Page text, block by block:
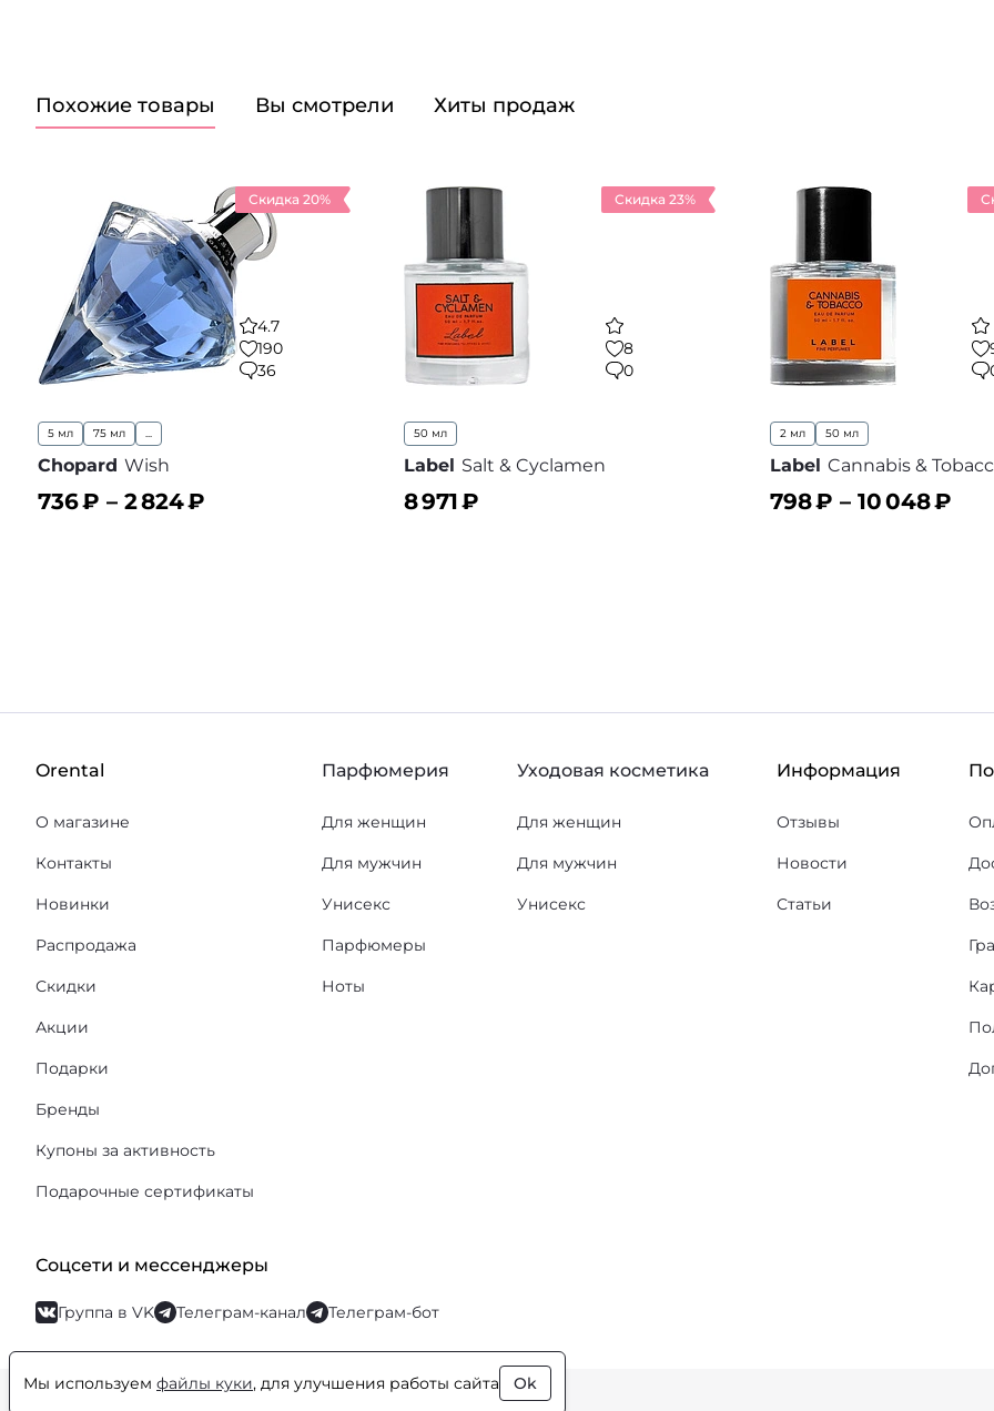
Похожие товары Вы смотрели Хиты продаж
Скидка 20%
4.7
190
36
5 мл 75 мл ...
Chopard Wish
736₽ – 2 824₽
Скидка 23%
8
0
50 мл
Label Salt & Cyclamen
8 971₽
2 мл 50 мл
Label Cannabis &
798₽ – 10 048₽
Orental
О магазине
Контакты
Новинки
Распродажа
Скидки
Акции
Подарки
Бренды
Купоны за активность
Подарочные сертификаты
Парфюмерия
Для женщин
Для мужчин
Унисекс
Парфюмеры
Ноты
Уходовая косметика
Для женщин
Для мужчин
Унисекс
Информация
Отзывы
Новости
Статьи
Соцсети и мессенджеры
Группа в VK Телеграм-канал Телеграм-бот
© Orental.ru 2007–2026Интернет-магазин парфюмерии и косметики
Мы используем файлы куки, для улучшения работы сайта Ok